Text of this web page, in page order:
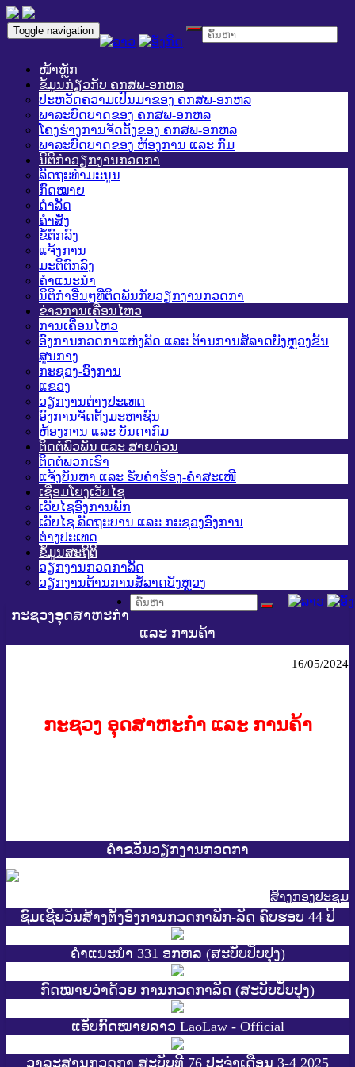
Toggle navigation
ໜ້າຫຼັກ
ຂໍ້ມູນກ່ຽວກັບ ຄກສພ-ອກຫລ
ປະຫວັດຄວາມເປັນມາຂອງ ຄກສພ-ອກຫລ
ພາລະບົດບາດຂອງ ຄກສພ-ອກຫລ
ໂຄງຮ່າງການຈັດຕັ້ງຂອງ ຄກສພ-ອກຫລ
ພາລະບົດບາດຂອງ ຫ້ອງການ ແລະ ກົມ
ນິຕິກໍາວຽກງານກວດກາ
ລັດຖະທໍາມະນູນ
ກົດໝາຍ
ດໍາລັດ
ຄໍາສັ່ງ
ຂໍ້ຕົກລົງ
ແຈ້ງການ
ມະຕິຕົກລົງ
ຄໍາແນະນໍາ
ນິຕິກໍາອື່ນໆທີ່ຕິດພັນກັບວຽກງານກວດກາ
ຂ່າວການເຄື່ອນໄຫວ
ການເຄື່ອນໄຫວ
ອົງການກວດກາແຫ່ງລັດ ແລະ ຕ້ານການສໍ້ລາດບັງຫຼວງຂັ້ນ
ສູນກາງ
ກະຊວງ-ອົງການ
ແຂວງ
ວຽກງານຕ່າງປະເທດ
ອົງການຈັດຕັ້ງມະຫາຊົນ
ຫ້ອງການ ແລະ ບັນດາກົມ
ຕິດຕໍ່ພົວພັນ ແລະ ສາຍດ່ວນ
ຕິດຕໍ່ພວກເຮົາ
ແຈ້ງບັນຫາ ແລະ ຮັບຄໍາຮ້ອງ-ຄໍາສະເໜີ
ເຊື່ອມໂຍງເວັບໄຊ
ເວັບໄຊອົງການພັກ
ເວັບໄຊ ລັດຖະບານ ແລະ ກະຊວງອົງການ
ຕ່າງປະເທດ
ຂໍ້ມູນສະຖິຕິ
ວຽກງານກວດກາລັດ
ວຽກງານຕ້ານການສໍ້ລາດບັງຫຼວງ
ກະຊວງອຸດສາຫະກຳ
ແລະ ການຄ້າ
16/05/2024
ກະຊວງ ອຸດສາຫະກໍາ ແລະ ການຄ້າ
ຄຳຂວັນວຽກງານກວດກາ
ສ້າງກອງປະຊູມ
ຊົມເຊີຍວັນສ້າງຕັ້ງອົງການກວດກາພັກ-ລັດ ຄົບຮອບ 44 ປີ
ຄຳແນະນຳ 331 ອກຫລ (ສະບັບປັບປຸງ)
ກົດໝາຍວ່າດ້ວຍ ການກວດກາລັດ (ສະບັບປັບປຸງ)
ແອັບກົດໝາຍລາວ LaoLaw - Official
ວາລະສານກວດກາ ສະບັບທີ 76 ປະຈຳເດືອນ 3-4 2025